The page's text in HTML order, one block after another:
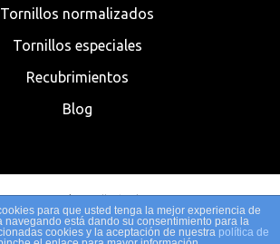
Tornillos normalizados
Tornillos especiales
Recubrimientos
Blog
Dacctors | Tornillería al Mayor
Aviso legal|Política de privacidad | Desarrollado
para que usted tenga la mejor experiencia de
navegando está dando su consentimiento para la
cookies y la aceptación de nuestra política de